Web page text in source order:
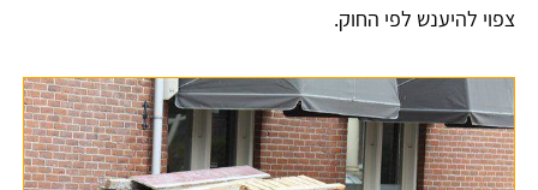
צפוי להיענש לפי החוק.